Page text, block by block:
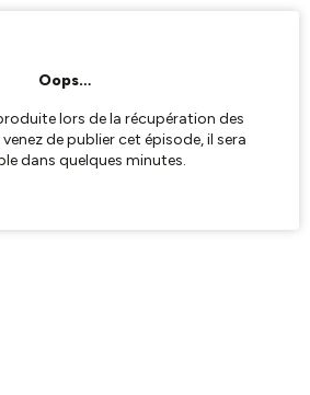
Oops…
lors de la récupération des
de publier cet épisode, il sera
dans quelques minutes.